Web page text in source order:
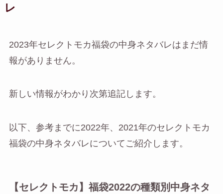
レ
2023年セレクトモカ福袋の中身ネタバレはまだ情
報がありません。
新しい情報がわかり次第追記します。
以下、参考までに2022年、2021年のセレクトモカ
福袋の中身ネタバレについてご紹介します。
【セレクトモカ】福袋2022の種類別中身ネタ